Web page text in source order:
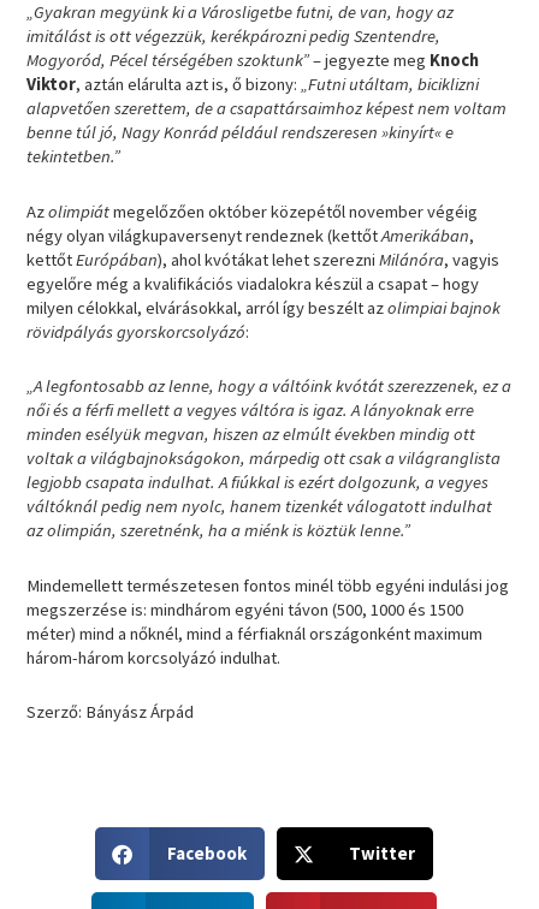
„Gyakran megyünk ki a Városligetbe futni, de van, hogy az
imitálást is ott végezzük, kerékpározni pedig Szentendre,
Mogyoród, Pécel térségében szoktunk”– jegyezte meg Knoch
Viktor, aztán elárulta azt is, ő bizony:„Futni utáltam, biciklizni
alapvetően szerettem, de a csapattársaimhoz képest nem voltam
benne túl jó, Nagy Konrád például rendszeresen »kinyírt« e
tekintetben.”
Azolimpiátmegelőzően október közepétől november végéig
négy olyan világkupaversenyt rendeznek (kettőtAmerikában,
kettőtEurópában), ahol kvótákat lehet szerezniMilánóra, vagyis
egyelőre még a kvalifikációs viadalokra készül a csapat – hogy
milyen célokkal, elvárásokkal, arról így beszélt azolimpiai bajnok
rövidpályás gyorskorcsolyázó:
„A legfontosabb az lenne, hogy a váltóink kvótát szerezzenek, ez a
női és a férfi mellett a vegyes váltóra is igaz. A lányoknak erre
minden esélyük megvan, hiszen az elmúlt években mindig ott
voltak a világbajnokságokon, márpedig ott csak a világranglista
legjobb csapata indulhat. A fiúkkal is ezért dolgozunk, a vegyes
váltóknál pedig nem nyolc, hanem tizenkét válogatott indulhat
az olimpián, szeretnénk, ha a miénk is köztük lenne.”
Mindemellett természetesen fontos minél több egyéni indulási jog
megszerzése is: mindhárom egyéni távon (500, 1000 és 1500
méter) mind a nőknél, mind a férfiaknál országonként maximum
három-három korcsolyázó indulhat.
Szerző: Bányász Árpád
h
a
Facebook
h
a
Twitter